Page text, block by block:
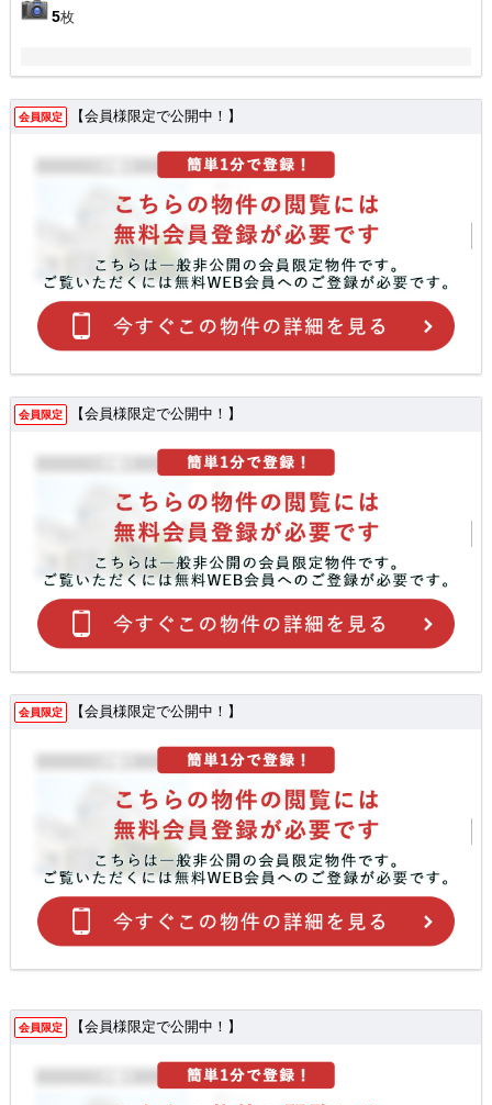
5枚
会員限定 【会員様限定で公開中！】
会員限定 【会員様限定で公開中！】
会員限定 【会員様限定で公開中！】
会員限定 【会員様限定で公開中！】